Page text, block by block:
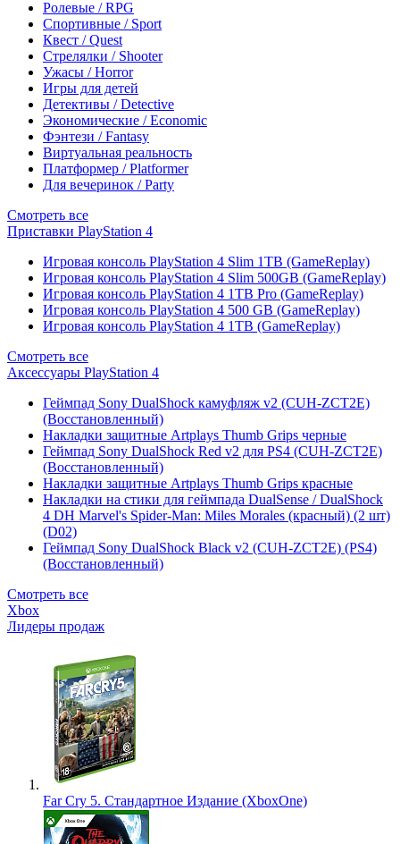
Ролевые / RPG
Спортивные / Sport
Квест / Quest
Стрелялки / Shooter
Ужасы / Horror
Игры для детей
Детективы / Detective
Экономические / Economic
Фэнтези / Fantasy
Виртуальная реальность
Платформер / Platformer
Для вечеринок / Party
Смотреть все
Приставки PlayStation 4
Игровая консоль PlayStation 4 Slim 1TB (GameReplay)
Игровая консоль PlayStation 4 Slim 500GB (GameReplay)
Игровая консоль PlayStation 4 1TB Pro (GameReplay)
Игровая консоль PlayStation 4 500 GB (GameReplay)
Игровая консоль PlayStation 4 1TB (GameReplay)
Смотреть все
Аксессуары PlayStation 4
Геймпад Sony DualShock камуфляж v2 (CUH-ZCT2E)
(Восстановленный)
Накладки защитные Artplays Thumb Grips черные
Геймпад Sony DualShock Red v2 для PS4 (CUH-ZCT2E)
(Восстановленный)
Накладки защитные Artplays Thumb Grips красные
Накладки на стики для геймпада DualSense / DualShock
4 DH Marvel's Spider-Man: Miles Morales (красный) (2 шт)
(D02)
Геймпад Sony DualShock Black v2 (CUH-ZCT2E) (PS4)
(Восстановленный)
Смотреть все
Xbox
Лидеры продаж
Far Cry 5. Стандартное Издание (XboxOne)